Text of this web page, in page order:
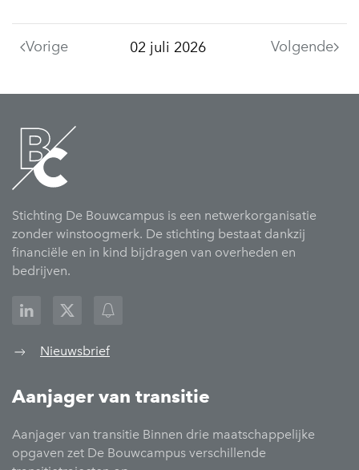
Vorige Volgende
02 juli 2026
Stichting De Bouwcampus is een netwerkorganisatie
zonder winstoogmerk. De stichting bestaat dankzij
financiële en in kind bijdragen van overheden en
bedrijven.
Nieuwsbrief
Aanjager van transitie
Aanjager van transitie Binnen drie maatschappelijke
opgaven zet De Bouwcampus verschillende